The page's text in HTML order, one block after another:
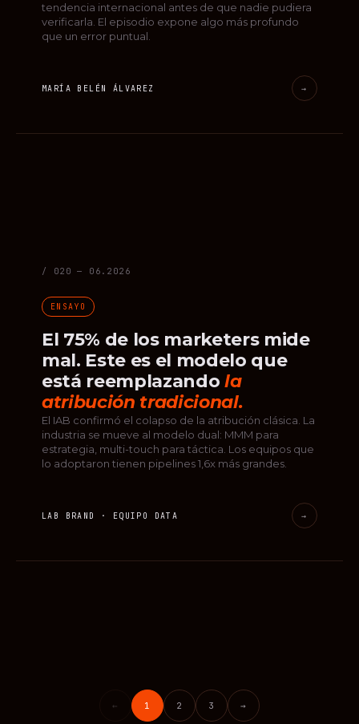
tendencia internacional antes de que nadie pudiera
verificarla. El episodio expone algo más profundo
que un error puntual.
MARÍA BELÉN ÁLVAREZ →
/ 020 — 06.2026
ENSAYO
El 75% de los marketers mide
mal. Este es el modelo que
está reemplazandola
atribución tradicional.
El IAB confirmó el colapso de la atribución clásica. La
industria se mueve al modelo dual: MMM para
estrategia, multi-touch para táctica. Los equipos que
lo adoptaron tienen pipelines 1,6x más grandes.
LAB BRAND · EQUIPO DATA →
← 1 2 3 →